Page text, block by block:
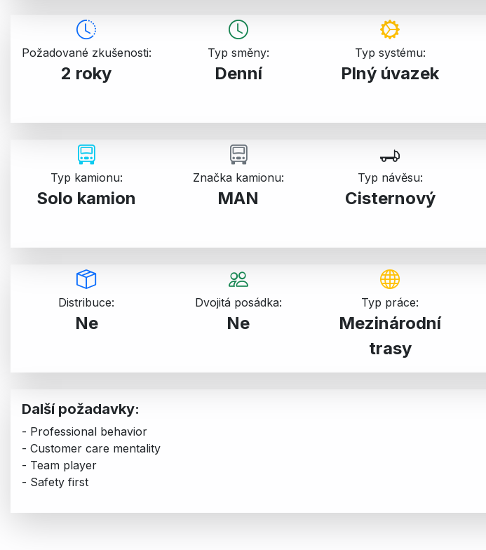
Požadované zkušenosti:
2 roky
Typ směny:
Denní
Typ systému:
Plný úvazek
Typ kamionu:
Solo kamion
Značka kamionu:
MAN
Typ návěsu:
Cisternový
Distribuce:
Ne
Dvojitá posádka:
Ne
Typ práce:
Mezinárodní
trasy
Další požadavky:
- Professional behavior
- Customer care mentality
- Team player
- Safety first